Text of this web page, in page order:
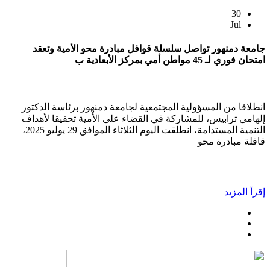
30
Jul
جامعة دمنهور تواصل سلسلة قوافل مبادرة محو الأمية وتعقد
امتحان فوري لـ 45 مواطن أمي بمركز الأبعادية ب
انطلاقا من المسؤولية المجتمعية لجامعة دمنهور برئاسة الدكتور
إلهامي ترابيس، للمشاركة في القضاء على الأمية تحقيقا لأهداف
التنمية المستدامة، انطلقت اليوم الثلاثاء الموافق 29 يوليو 2025،
قافلة مبادرة محو
إقرأ المزيد